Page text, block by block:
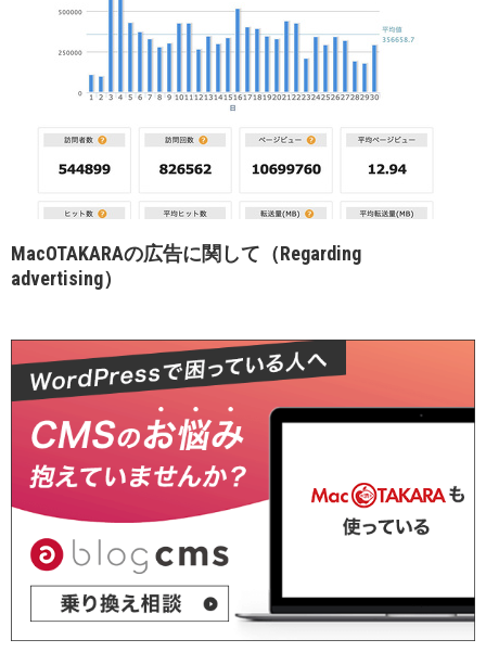
MacOTAKARAの広告に関して（Regarding
advertising）